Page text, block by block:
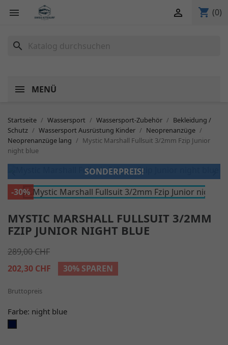
 shopping_cart (0)

search
MENÜ
Startseite Wassersport Wassersport-Zubehör
Bekleidung /
Schutz
Wassersport Ausrüstung Kinder
Neoprenanzüge
Neoprenanzüge lang
Mystic Marshall Fullsuit 3/2mm Fzip Junior
night blue
SONDERPREIS!
-30%
MYSTIC MARSHALL FULLSUIT 3/2MM
FZIP JUNIOR NIGHT BLUE
289,00 CHF
202,30 CHF
30% SPAREN
Bruttopreis
Farbe: night blue